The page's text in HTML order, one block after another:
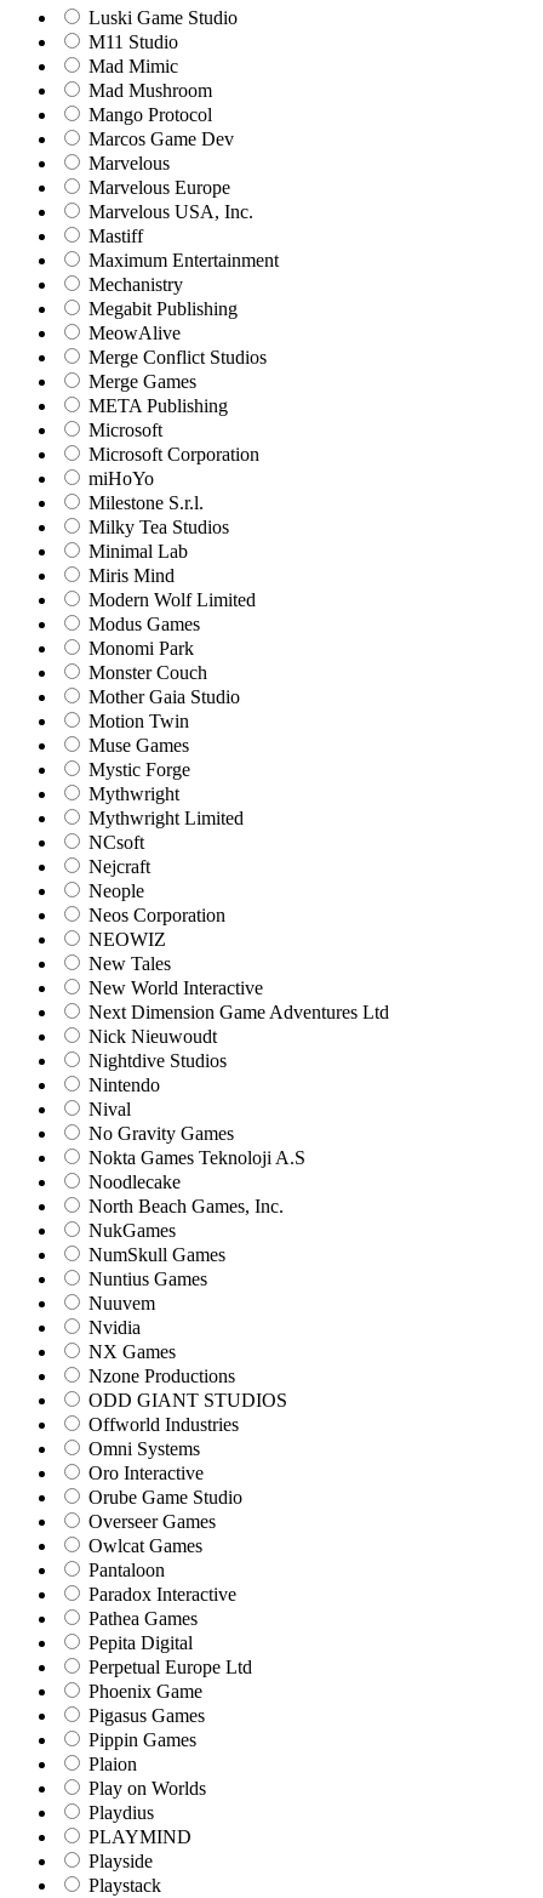
Luski Game Studio
M11 Studio
Mad Mimic
Mad Mushroom
Mango Protocol
Marcos Game Dev
Marvelous
Marvelous Europe
Marvelous USA, Inc.
Mastiff
Maximum Entertainment
Mechanistry
Megabit Publishing
MeowAlive
Merge Conflict Studios
Merge Games
META Publishing
Microsoft
Microsoft Corporation‬
miHoYo
Milestone S.r.l.
Milky Tea Studios
Minimal Lab
Miris Mind
Modern Wolf Limited
Modus Games
Monomi Park
Monster Couch
Mother Gaia Studio
Motion Twin
Muse Games
Mystic Forge
Mythwright
Mythwright Limited
NCsoft
Nejcraft
Neople
Neos Corporation
NEOWIZ
New Tales
New World Interactive
Next Dimension Game Adventures Ltd
Nick Nieuwoudt
Nightdive Studios
Nintendo
Nival
No Gravity Games
Nokta Games Teknoloji A.S
Noodlecake
North Beach Games, Inc.
NukGames
NumSkull Games
Nuntius Games
Nuuvem
Nvidia
NX Games
Nzone Productions
ODD GIANT STUDIOS
Offworld Industries
Omni Systems
Oro Interactive
Orube Game Studio
Overseer Games
Owlcat Games
Pantaloon
Paradox Interactive
Pathea Games
Pepita Digital
Perpetual Europe Ltd
Phoenix Game
Pigasus Games
Pippin Games
Plaion
Play on Worlds
Playdius
PLAYMIND
Playside
Playstack